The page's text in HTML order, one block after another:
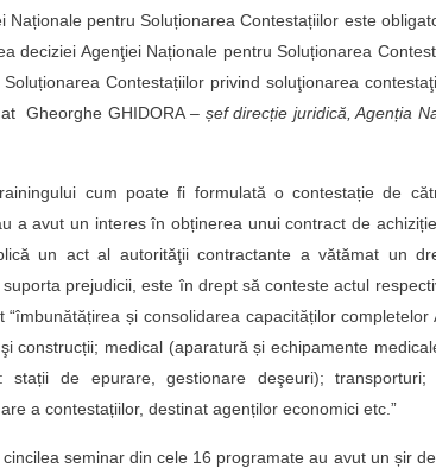
pentru Soluționarea Contestațiilor este
deciziei Agenţiei Naționale pentru Soluționarea
Contestațiilor privind soluţionarea
Gheorghe GHIDORA– șef direcție juridică, Agenția
cum poate fi formulată o contestație de
a avut un interes în obținerea unui contract de
un act al autorităţii contractante a vătămat un
prejudicii, este în drept să conteste actul
și consolidarea capacităților completelor
construcții; medical (aparatură și echipamente
de epurare, gestionare deşeuri); transporturi;
a contestațiilor, destinat agenților economici etc.”
seminar din cele 16 programate au avut un șir